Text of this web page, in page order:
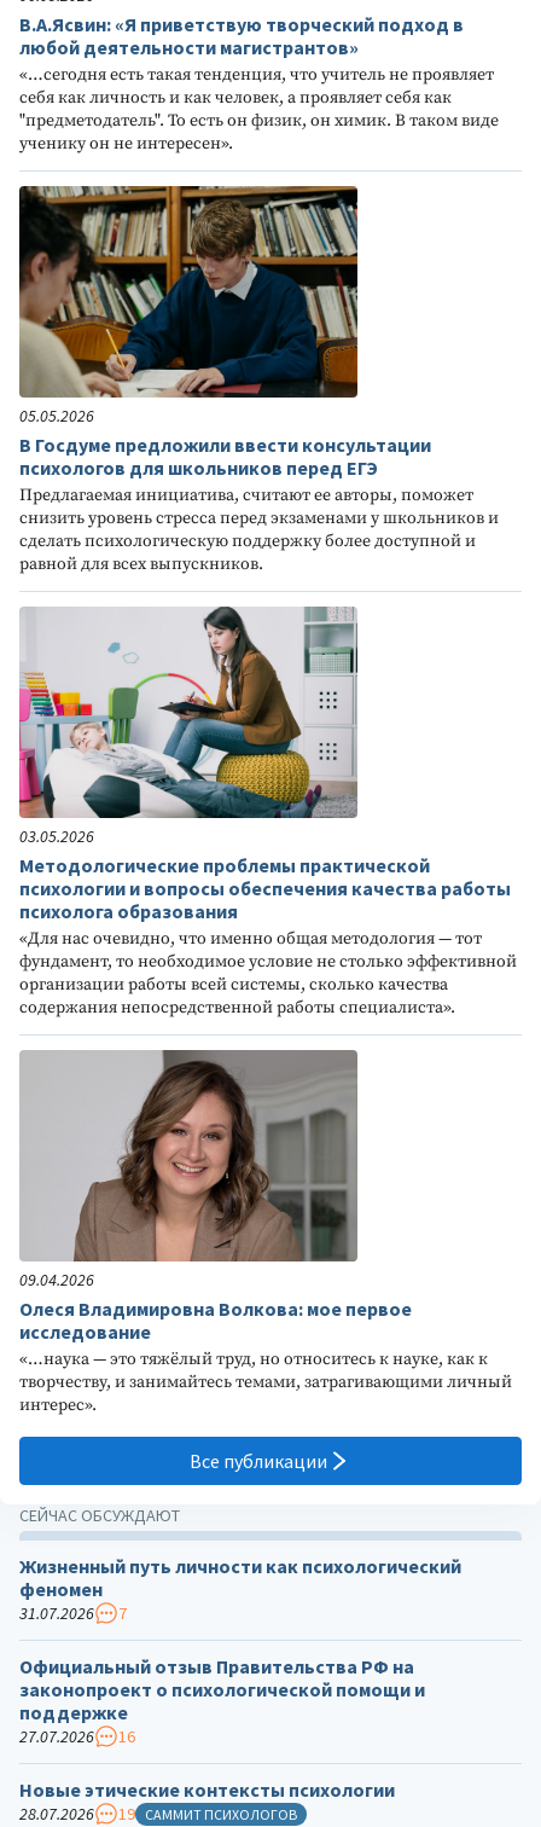
В.А.Ясвин: «Я приветствую творческий подход в
любой деятельности магистрантов»
«…сегодня есть такая тенденция, что учитель не проявляет
себя как личность и как человек, а проявляет себя как
"предметодатель". То есть он физик, он химик. В таком виде
ученику он не интересен».
05.05.2026
В Госдуме предложили ввести консультации
психологов для школьников перед ЕГЭ
Предлагаемая инициатива, считают ее авторы, поможет
снизить уровень стресса перед экзаменами у школьников и
сделать психологическую поддержку более доступной и
равной для всех выпускников.
03.05.2026
Методологические проблемы практической
психологии и вопросы обеспечения качества работы
психолога образования
«Для нас очевидно, что именно общая методология — тот
фундамент, то необходимое условие не столько эффективной
организации работы всей системы, сколько качества
содержания непосредственной работы специалиста».
09.04.2026
Олеся Владимировна Волкова: мое первое
исследование
«…наука — это тяжёлый труд, но относитесь к науке, как к
творчеству, и занимайтесь темами, затрагивающими личный
интерес».
Все публикации
СЕЙЧАС ОБСУЖДАЮТ
Жизненный путь личности как психологический
феномен
31.07.2026 7
Официальный отзыв Правительства РФ на
законопроект о психологической помощи и
поддержке
27.07.2026 16
Новые этические контексты психологии
28.07.2026 19 САММИТ ПСИХОЛОГОВ